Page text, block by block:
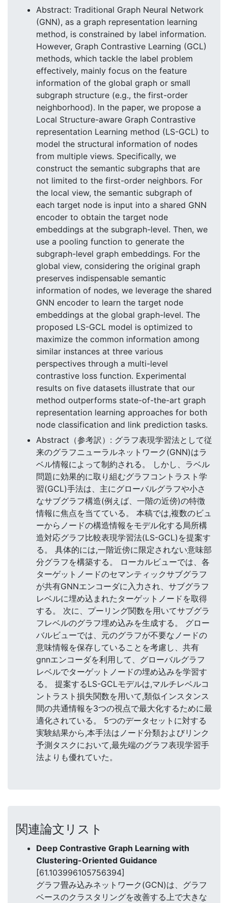
Abstract: Traditional Graph Neural Network
(GNN), as a graph representation learning
method, is constrained by label information.
However, Graph Contrastive Learning (GCL)
methods, which tackle the label problem
effectively, mainly focus on the feature
information of the global graph or small
subgraph structure (e.g., the first-order
neighborhood). In the paper, we propose a
Local Structure-aware Graph Contrastive
representation Learning method (LS-GCL) to
model the structural information of nodes
from multiple views. Specifically, we
construct the semantic subgraphs that are
not limited to the first-order neighbors. For
the local view, the semantic subgraph of
each target node is input into a shared GNN
encoder to obtain the target node
embeddings at the subgraph-level. Then, we
use a pooling function to generate the
subgraph-level graph embeddings. For the
global view, considering the original graph
preserves indispensable semantic
information of nodes, we leverage the shared
GNN encoder to learn the target node
embeddings at the global graph-level. The
proposed LS-GCL model is optimized to
maximize the common information among
similar instances at three various
perspectives through a multi-level
contrastive loss function. Experimental
results on five datasets illustrate that our
method outperforms state-of-the-art graph
representation learning approaches for both
node classification and link prediction tasks.
Abstract（参考訳）: グラフ表現学習法として従
来のグラフニューラルネットワーク(GNN)はラ
ベル情報によって制約される。 しかし、ラベル
問題に効果的に取り組むグラフコントラスト学
習(GCL)手法は、主にグローバルグラフや小さ
なサブグラフ構造(例えば、一階の近傍)の特徴
情報に焦点を当てている。 本稿では,複数のビュ
ーからノードの構造情報をモデル化する局所構
造対応グラフ比較表現学習法(LS-GCL)を提案す
る。 具体的には,一階近傍に限定されない意味部
分グラフを構築する。 ローカルビューでは、各
ターゲットノードのセマンティックサブグラフ
が共有GNNエンコーダに入力され、サブグラフ
レベルに埋め込まれたターゲットノードを取得
する。 次に、プーリング関数を用いてサブグラ
フレベルのグラフ埋め込みを生成する。 グロー
バルビューでは、元のグラフが不要なノードの
意味情報を保存していることを考慮し、共有
gnnエンコーダを利用して、グローバルグラフ
レベルでターゲットノードの埋め込みを学習す
る。 提案するLS-GCLモデルは,マルチレベルコ
ントラスト損失関数を用いて,類似インスタンス
間の共通情報を3つの視点で最大化するために最
適化されている。 5つのデータセットに対する
実験結果から,本手法はノード分類およびリンク
予測タスクにおいて,最先端のグラフ表現学習手
法よりも優れていた。
関連論文リスト
Deep Contrastive Graph Learning with
Clustering-Oriented Guidance
[61.103996105756394]
グラフ畳み込みネットワーク(GCN)は、グラフ
ベースのクラスタリングを改善する上で大きな